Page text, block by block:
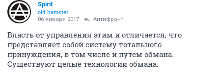
Spirit
old hamster
06 января 2017 Антифронт
Власть от управления этим и отличается, что
представляет собой систему тотального
принуждения, в том числе и путём обмана.
Существуют целые технологии обмана.